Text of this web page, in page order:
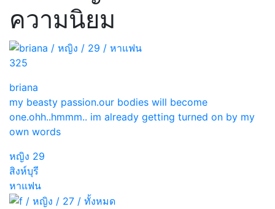
ความนิยม
325
briana
my beasty passion.our bodies will become
one.ohh..hmmm.. im already getting turned on by my
own words
หญิง 29
สิงห์บุรี
หาแฟน